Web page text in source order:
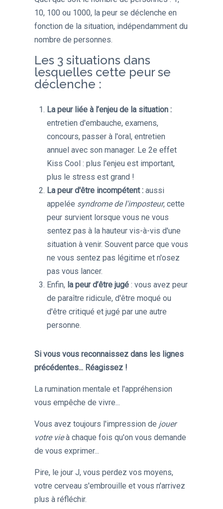
10, 100 ou 1000, la peur se déclenche en
fonction de la situation, indépendamment du
nombre de personnes.
Les 3 situations dans
lesquelles cette peur se
déclenche :
La peur liée à l’enjeu de la situation :
entretien d'embauche, examens,
concours, passer à l'oral, entretien
annuel avec son manager. Le 2e effet
Kiss Cool : plus l'enjeu est important,
plus le stress est grand !
La peur d'être incompétent :aussi
appelée syndrome de l'imposteur, cette
peur survient lorsque vous ne vous
sentez pas à la hauteur vis-à-vis d'une
situation à venir. Souvent parce que vous
ne vous sentez pas légitime et n'osez
pas vous lancer.
Enfin, la peur d’être jugé: vous avez peur
de paraître ridicule, d'être moqué ou
d'être critiqué et jugé par une autre
personne.
Si vous vous reconnaissez dans les lignes
précédentes... Réagissez !
La rumination mentale et l'appréhension
vous empêche de vivre...
Vous avez toujours l'impression de jouer
votre vieà chaque fois qu'on vous demande
de vous exprimer...
Pire, le jour J, vous perdez vos moyens,
votre cerveau s'embrouille et vous n'arrivez
plus à réfléchir.